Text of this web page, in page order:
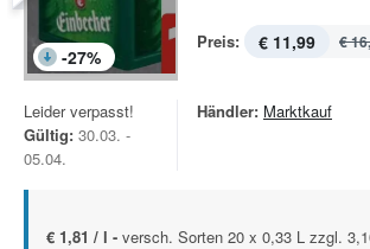
-27%
Preis: € 11,99 €
Leider verpasst!
Gültig: 30.03. -
05.04.
Händler: Marktkauf
€ 1,81 / l - versch. Sorten 20 x 0,33 L zzgl.